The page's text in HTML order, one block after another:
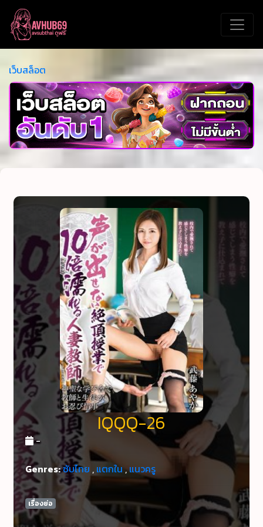
เว็บสล็อต
IQQQ-26
-
Genres:ซับไทย , แตกใน,แนวครู
เรื่องย่อ